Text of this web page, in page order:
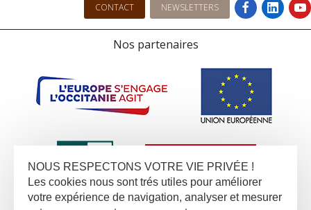
CONTACT NEWSLETTERS
Nos partenaires
NOUS RESPECTONS VOTRE VIE PRIVÉE !
Les cookies nous sont trés utiles pour améliorer
votre expérience de navigation, analyser et mesurer